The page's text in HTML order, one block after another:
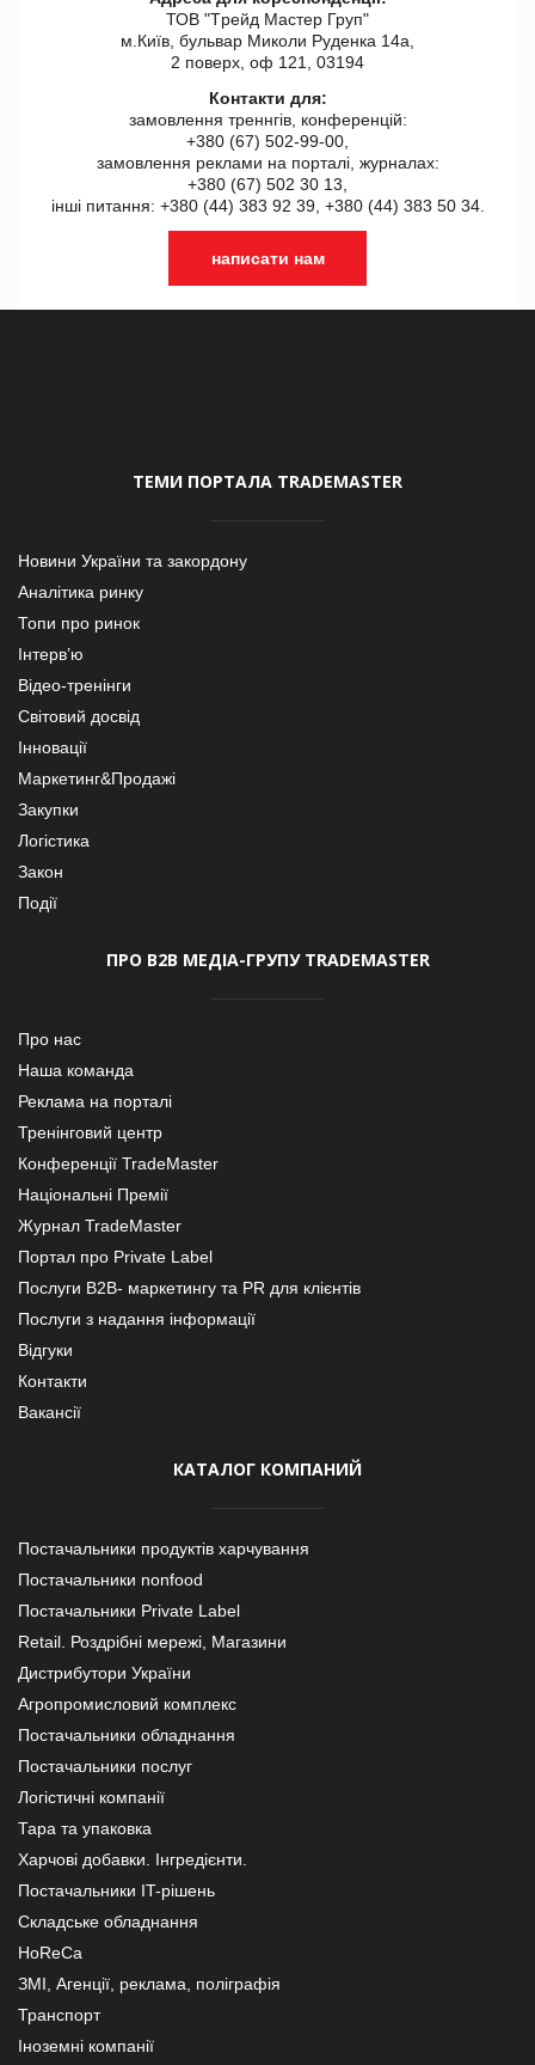
ТОВ "Tрейд Мастер Груп"
м.Київ, бульвар Миколи Руденка 14а,
2 поверх, оф 121, 03194
Контакти для:
замовлення треннгів, конференцій:
+380 (67) 502-99-00,
замовлення реклами на порталі, журналах:
+380 (67) 502 30 13,
інші питання: +380 (44) 383 92 39, +380 (44) 383 50 34.
написати нам
ТЕМИ ПОРТАЛА TRADEMASTER
Новини України та закордону
Аналітика ринку
Топи про ринок
Інтерв’ю
Відео-тренінги
Світовий досвід
Інновації
Маркетинг&Продажі
Закупки
Логістика
Закон
Події
ПРО В2В МЕДІА-ГРУПУ TRADEMASTER
Про нас
Наша команда
Реклама на порталі
Тренінговий центр
Конференції TradeMaster
Національні Премії
Журнал TradeMaster
Портал про Private Label
Послуги В2В- маркетингу та PR для клієнтів
Послуги з надання інформації
Відгуки
Контакти
Вакансії
КАТАЛОГ КОМПАНИЙ
Постачальники продуктів харчування
Постачальники nonfood
Постачальники Private Label
Retail. Роздрібні мережі, Магазини
Дистрибутори України
Агропромисловий комплекс
Постачальники обладнання
Постачальники послуг
Логістичні компанії
Тара та упаковка
Харчові добавки. Інгредієнти.
Постачальники IT-рішень
Складське обладнання
HoReCa
ЗМІ, Агенції, реклама, поліграфія
Транспорт
Іноземні компанії